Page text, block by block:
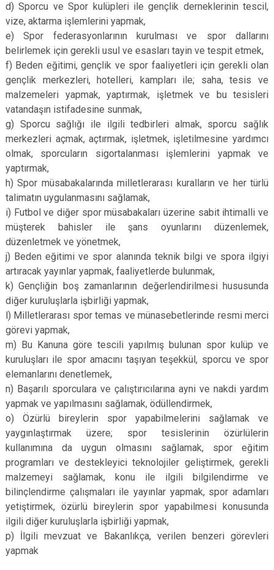
d) Sporcu ve Spor kulüpleri ile gençlik derneklerinin tescil,
vize, aktarma işlemlerini yapmak,
e) Spor federasyonlarının kurulması ve spor dallarını
belirlemek için gerekli usul ve esasları tayin ve tespit etmek,
f) Beden eğitimi, gençlik ve spor faaliyetleri için gerekli olan
gençlik merkezleri, hotelleri, kampları ile; saha, tesis ve
malzemeleri yapmak, yaptırmak, işletmek ve bu tesisleri
vatandaşın istifadesine sunmak,
g) Sporcu sağlığı ile ilgili tedbirleri almak, sporcu sağlık
merkezleri açmak, açtırmak, işletmek, işletilmesine yardımcı
olmak, sporcuların sigortalanması işlemlerini yapmak ve
yaptırmak,
h) Spor müsabakalarında milletlerarası kuralların ve her türlü
talimatın uygulanmasını sağlamak,
i) Futbol ve diğer spor müsabakaları üzerine sabit ihtimalli ve
müşterek bahisler ile şans oyunlarını düzenlemek,
düzenletmek ve yönetmek,
j) Beden eğitimi ve spor alanında teknik bilgi ve spora ilgiyi
artıracak yayınlar yapmak, faaliyetlerde bulunmak,
k) Gençliğin boş zamanlarının değerlendirilmesi hususunda
diğer kuruluşlarla işbirliği yapmak,
l) Milletlerarası spor temas ve münasebetlerinde resmi merci
görevi yapmak,
m) Bu Kanuna göre tescili yapılmış bulunan spor kulüp ve
kuruluşları ile spor amacını taşıyan teşekkül, sporcu ve spor
elemanlarını denetlemek,
n) Başarılı sporculara ve çalıştırıcılarına ayni ve nakdi yardım
yapmak ve yapılmasını sağlamak, ödüllendirmek,
o) Özürlü bireylerin spor yapabilmelerini sağlamak ve
yaygınlaştırmak üzere; spor tesislerinin özürlülerin
kullanımına da uygun olmasını sağlamak, spor eğitim
programları ve destekleyici teknolojiler geliştirmek, gerekli
malzemeyi sağlamak, konu ile ilgili bilgilendirme ve
bilinçlendirme çalışmaları ile yayınlar yapmak, spor adamları
yetiştirmek, özürlü bireylerin spor yapabilmesi konusunda
ilgili diğer kuruluşlarla işbirliği yapmak,
p) İlgili mevzuat ve Bakanlıkça, verilen benzeri görevleri
yapmak